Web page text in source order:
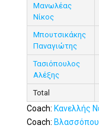
Μανωλέας
Νίκος
Μπουτσικάκης
Παναγιώτης
Τασιόπουλος
Αλέξης
Total
Coach: Κανελλής
Coach: